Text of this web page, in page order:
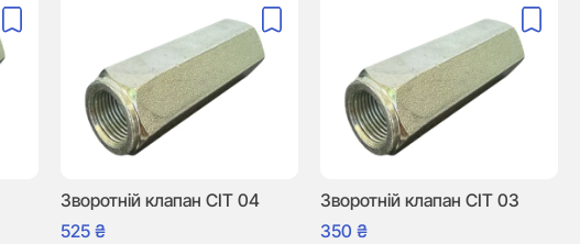
Зворотній клапан CIT 04
525 ₴
Зворотній клапан CIT 03
350 ₴